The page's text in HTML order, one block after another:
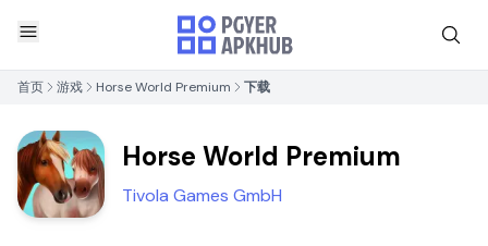
首页 游戏 Horse World Premium 下载
Horse World Premium
Tivola Games GmbH